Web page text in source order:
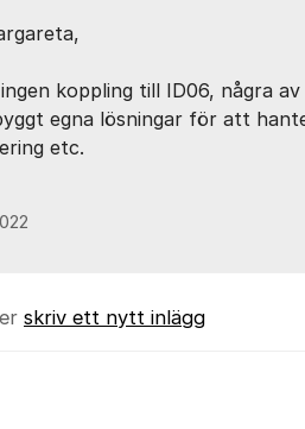
koppling till ID06, några
egna lösningar för att
etc.
skriv ett nytt inlägg